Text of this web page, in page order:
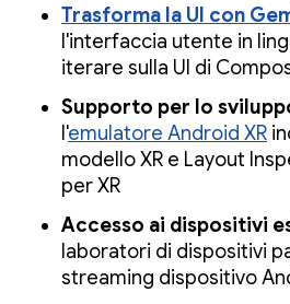
Trasforma la UI con
l'interfaccia utente in
iterare sulla UI di
Supporto per lo
l'emulatore Android XR
modello XR e Layout
per XR
Accesso ai dispositivi
laboratori di dispositivi
streaming dispositivo